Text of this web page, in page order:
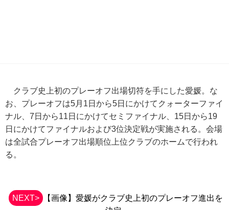
クラブ史上初のプレーオフ出場切符を手にした愛媛。な
お、プレーオフは5月1日から5日にかけてクォーターファイ
ナル、7日から11日にかけてセミファイナル、15日から19
日にかけてファイナルおよび3位決定戦が実施される。会場
は全試合プレーオフ出場順位上位クラブのホームで行われ
る。
NEXT>
【画像】愛媛がクラブ史上初のプレーオフ進出を